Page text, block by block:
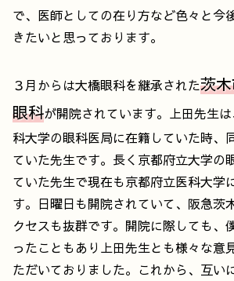
で、医師としての在り方など色々と今
きたいと思っております。
３月からは大橋眼科を継承された茨
眼科が開院されています。上田先生
科大学の眼科医局に在籍していた時、
ていた先生です。長く京都府立大学の
ていた先生で現在も京都府立医科大学
す。日曜日も開院されていて、阪急茨
クセスも抜群です。開院に際しても、
ったこともあり上田先生とも様々な意
ただいておりました。これから、互い